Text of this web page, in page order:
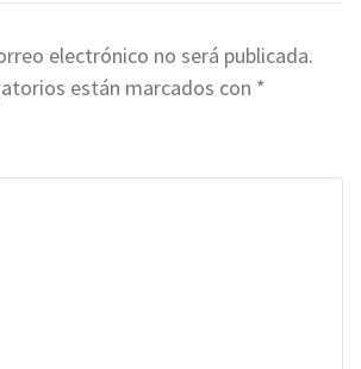
electrónico no será publicada.
están marcados con *